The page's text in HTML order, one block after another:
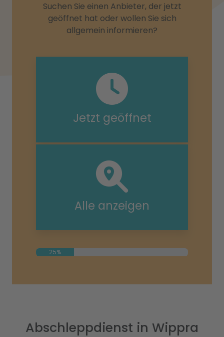
Suchen Sie einen Anbieter, der jetzt
geöffnet hat oder wollen Sie sich
allgemein informieren?
Jetzt geöffnet
Alle anzeigen
25%
Abschleppdienst in Wippra